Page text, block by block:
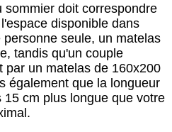
sommier doit correspondre
disponible dans
seule, un matelas
tandis qu'un couple
par un matelas de 160x200
également que la longueur
cm plus longue que votre